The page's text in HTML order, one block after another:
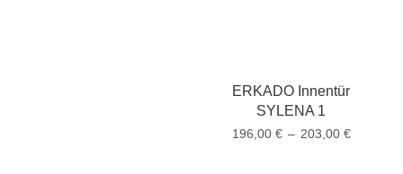
ERKADO Innentür
SYLENA 1
196,00 € – 203,00 €